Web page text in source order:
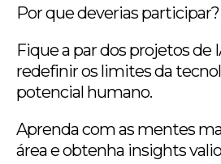
Por que deverias participar?
Fique a par dos projetos de
redefinir os limites da
potencial humano.
Aprenda com as mentes
área e obtenha insights